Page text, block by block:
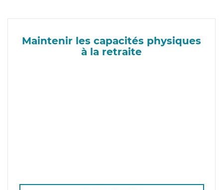
Maintenir les capacités physiques
à la retraite